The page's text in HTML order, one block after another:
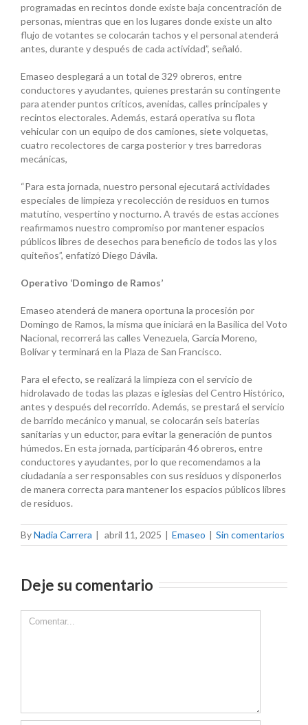
programadas en recintos donde existe baja concentración de
personas, mientras que en los lugares donde existe un alto
flujo de votantes se colocarán tachos y el personal atenderá
antes, durante y después de cada actividad”, señaló.
Emaseo desplegará a un total de 329 obreros, entre
conductores y ayudantes, quienes prestarán su contingente
para atender puntos críticos, avenidas, calles principales y
recintos electorales. Además, estará operativa su flota
vehicular con un equipo de dos camiones, siete volquetas,
cuatro recolectores de carga posterior y tres barredoras
mecánicas,
“Para esta jornada, nuestro personal ejecutará actividades
especiales de limpieza y recolección de residuos en turnos
matutino, vespertino y nocturno. A través de estas acciones
reafirmamos nuestro compromiso por mantener espacios
públicos libres de desechos para beneficio de todos las y los
quiteños”, enfatizó Diego Dávila.
Operativo ‘Domingo de Ramos’
Emaseo atenderá de manera oportuna la procesión por
Domingo de Ramos, la misma que iniciará en la Basílica del Voto
Nacional, recorrerá las calles Venezuela, García Moreno,
Bolívar y terminará en la Plaza de San Francisco.
Para el efecto, se realizará la limpieza con el servicio de
hidrolavado de todas las plazas e iglesias del Centro Histórico,
antes y después del recorrido. Además, se prestará el servicio
de barrido mecánico y manual, se colocarán seis baterías
sanitarias y un eductor, para evitar la generación de puntos
húmedos. En esta jornada, participarán 46 obreros, entre
conductores y ayudantes, por lo que recomendamos a la
ciudadanía a ser responsables con sus residuos y disponerlos
de manera correcta para mantener los espacios públicos libres
de residuos.
ByNadia Carrera | abril 11, 2025 | Emaseo | Sin comentarios
Deje su comentario
Comment